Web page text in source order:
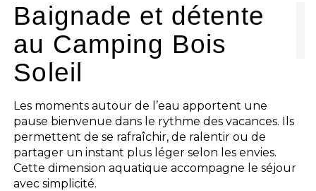
Baignade et détente
au Camping Bois
Soleil
Les moments autour de l’eau apportent une
pause bienvenue dans le rythme des vacances. Ils
permettent de se rafraîchir, de ralentir ou de
partager un instant plus léger selon les envies.
Cette dimension aquatique accompagne le séjour
avec simplicité.